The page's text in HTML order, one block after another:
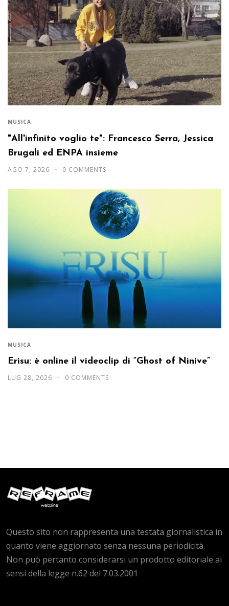
MUSICA
"All'infinito voglio te": Francesco Serra, Jessica
Brugali ed ENPA insieme
AGO 7, 2026 0 COMMENTS
MUSICA
Erisu: è online il videoclip di “Ghost of Ninive”
LUG 28, 2026 0 COMMENTS
Questo sito non rappresenta una testata giornalistica in
quanto viene aggiornato senza nessuna periodicità.
Non può pertanto considerarsi un prodotto editoriale ai
sensi della legge n.62 del 7.03.2001